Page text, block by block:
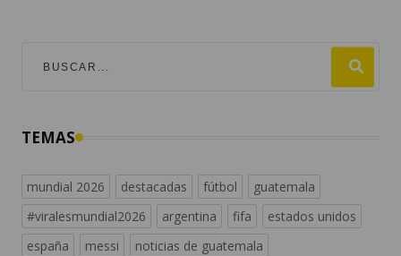
TEMAS
mundial 2026 destacadas fútbol
guatemala
#viralesmundial2026
argentina fifa
estados unidos
españa
messi noticias de guatemala